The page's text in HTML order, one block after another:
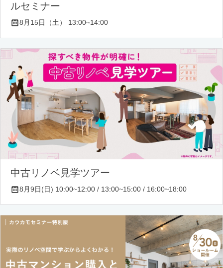
ルセミナー
8月15日（土） 13:00~14:00
中古リノベ見学ツアー
8月9日(日) 10:00~12:00 / 13:00~15:00 / 16:00~18:00